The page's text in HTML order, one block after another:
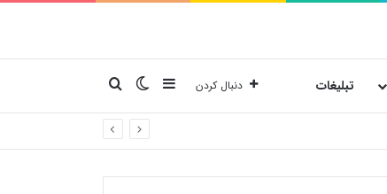
تبلیغات دنبال کردن نوارکناریتغییر پوسته
جستجو برای